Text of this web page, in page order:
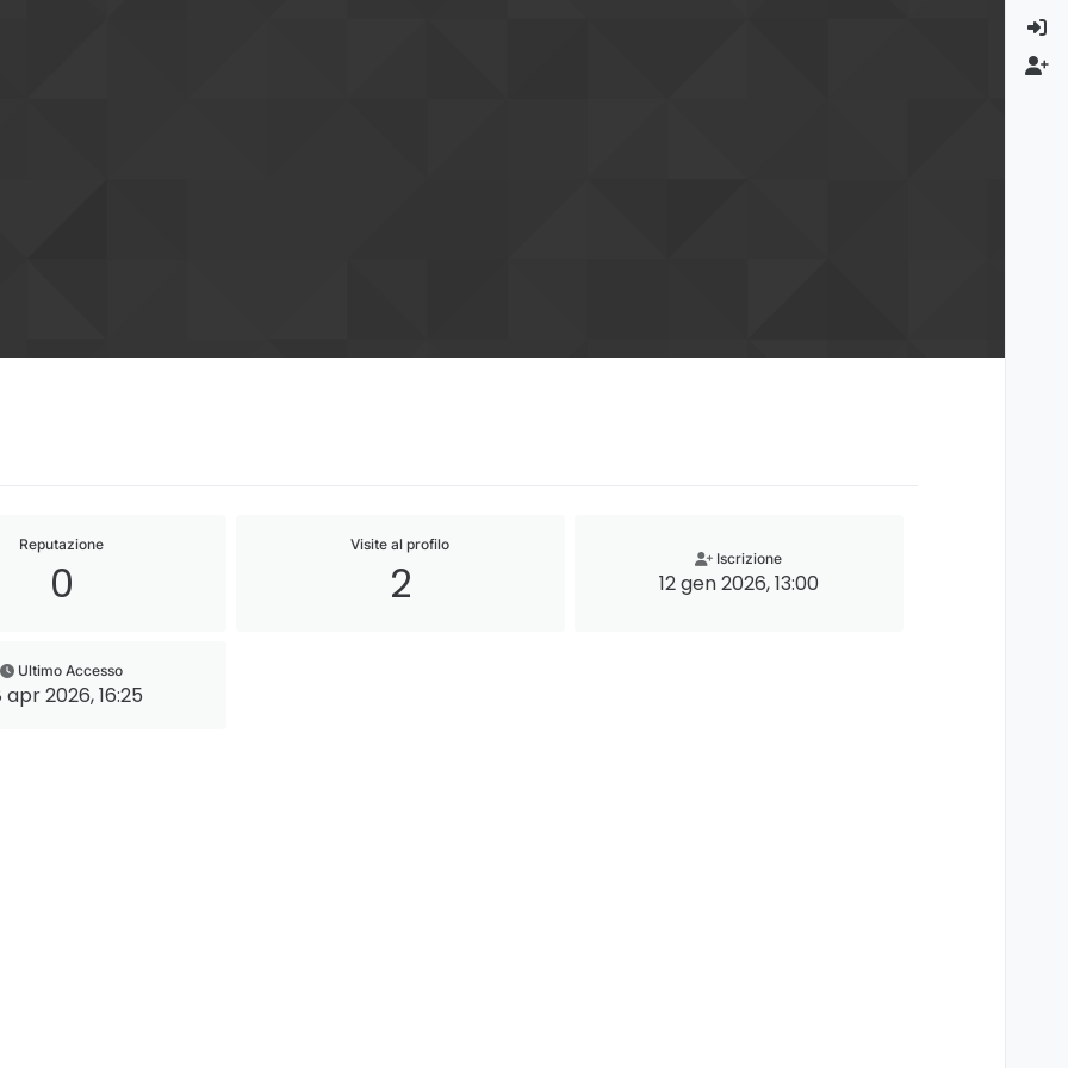
Reputazione
0
Visite al profilo
2 Iscrizione
12 gen 2026, 13:00
Ultimo Accesso
apr 2026, 16:25